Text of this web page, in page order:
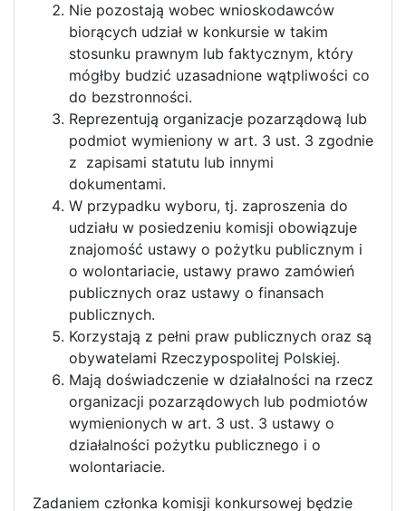
Nie pozostają wobec wnioskodawców
biorących udział w konkursie w takim
stosunku prawnym lub faktycznym, który
mógłby budzić uzasadnione wątpliwości co
do bezstronności.
Reprezentują organizacje pozarządową lub
podmiot wymieniony w art. 3 ust. 3 zgodnie
z zapisami statutu lub innymi
dokumentami.
W przypadku wyboru, tj. zaproszenia do
udziału w posiedzeniu komisji obowiązuje
znajomość ustawy o pożytku publicznym i
o wolontariacie, ustawy prawo zamówień
publicznych oraz ustawy o finansach
publicznych.
Korzystają z pełni praw publicznych oraz są
obywatelami Rzeczypospolitej Polskiej.
Mają doświadczenie w działalności na rzecz
organizacji pozarządowych lub podmiotów
wymienionych w art. 3 ust. 3 ustawy o
działalności pożytku publicznego i o
wolontariacie.
Zadaniem członka komisji konkursowej będzie